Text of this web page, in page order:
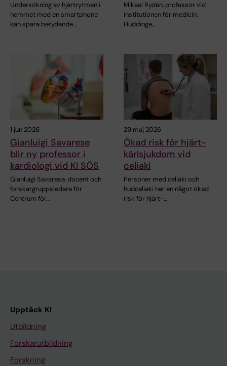
Undersökning av hjärtrytmen i
hemmet med en smartphone
kan spara betydande…
Mikael Rydén, professor vid
institutionen för medicin,
Huddinge,…
1 jun 2026
Gianluigi Savarese
blir ny professor i
kardiologi vid KI SÖS
Gianluigi Savarese, docent och
forskargruppsledare för
Centrum för…
29 maj 2026
Ökad risk för hjärt-
kärlsjukdom vid
celiaki
Personer med celiaki och
hudceliaki har en något ökad
risk för hjärt-…
Upptäck KI
Utbildning
Forskarutbildning
Forskning